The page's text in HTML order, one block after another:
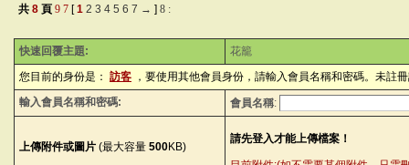
共 8 頁 9 7 [1 2 3 4 5 6 7 → ] 8 :
快速回覆主題:
花籠
您目前的身份是： 訪客 ，要使用其他會員身份，請輸入會員名稱和密碼。未註
輸入會員名稱和密碼:
會員名稱:
上傳附件或圖片 (最大容量 500KB)